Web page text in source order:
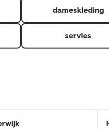
dameskleding
servies